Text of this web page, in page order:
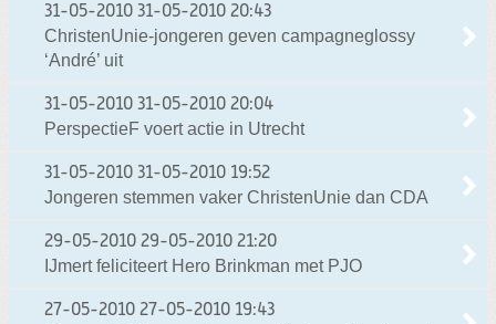
31-05-2010 31-05-2010 20:43
ChristenUnie-jongeren geven campagneglossy
‘André’ uit
31-05-2010 31-05-2010 20:04
PerspectieF voert actie in Utrecht
31-05-2010 31-05-2010 19:52
Jongeren stemmen vaker ChristenUnie dan CDA
29-05-2010 29-05-2010 21:20
IJmert feliciteert Hero Brinkman met PJO
27-05-2010 27-05-2010 19:43